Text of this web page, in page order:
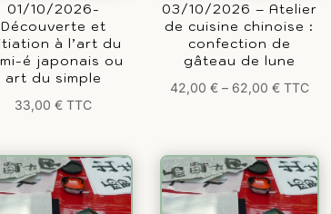
01/10/2026-
Découverte et
à l’art du
é japonais ou
art du simple
33,00€ TTC
03/10/2026 – Atelier
de cuisine chinoise :
confection de
gâteau de lune
42,00 €– 62,00 € TTC